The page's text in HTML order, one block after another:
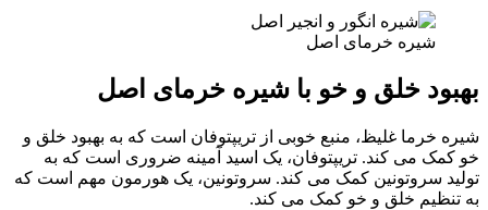
شیره خرمای اصل
بهبود خلق و خو با شیره خرمای اصل
شیره خرما غلیظ، منبع خوبی از تریپتوفان است که به بهبود خلق و
خو کمک می کند. تریپتوفان، یک اسید آمینه ضروری است که به
تولید سروتونین کمک می کند. سروتونین، یک هورمون مهم است که
به تنظیم خلق و خو کمک می کند.